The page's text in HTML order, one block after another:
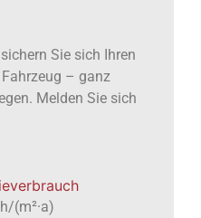
Sie sich Ihren
– ganz
Melden Sie sich
(m²·a)